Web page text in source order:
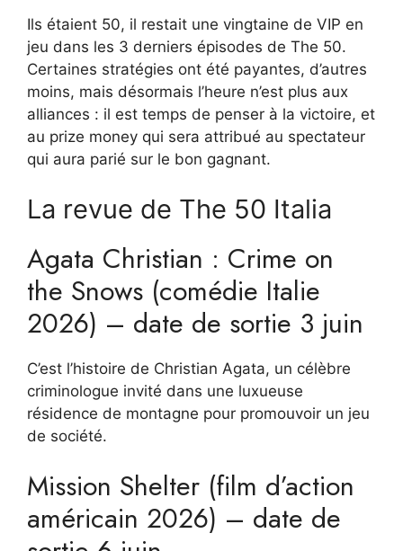
Ils étaient 50, il restait une vingtaine de VIP en
jeu dans les 3 derniers épisodes de The 50.
Certaines stratégies ont été payantes, d’autres
moins, mais désormais l’heure n’est plus aux
alliances : il est temps de penser à la victoire, et
au prize money qui sera attribué au spectateur
qui aura parié sur le bon gagnant.
La revue de The 50 Italia
Agata Christian : Crime on
the Snows (comédie Italie
2026) – date de sortie 3 juin
C’est l’histoire de Christian Agata, un célèbre
criminologue invité dans une luxueuse
résidence de montagne pour promouvoir un jeu
de société.
Mission Shelter (film d’action
américain 2026) – date de